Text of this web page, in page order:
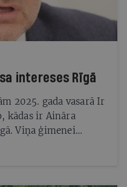
intereses Rīgā
2025. gada vasarā Ir
kādas ir Aināra
Viņa ģimenei
Andrejsalā